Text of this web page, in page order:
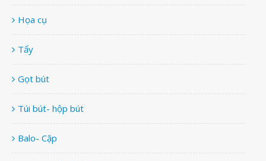
Họa cụ
Tẩy
Gọt bút
Túi bút- hộp bút
Balo- Cặp